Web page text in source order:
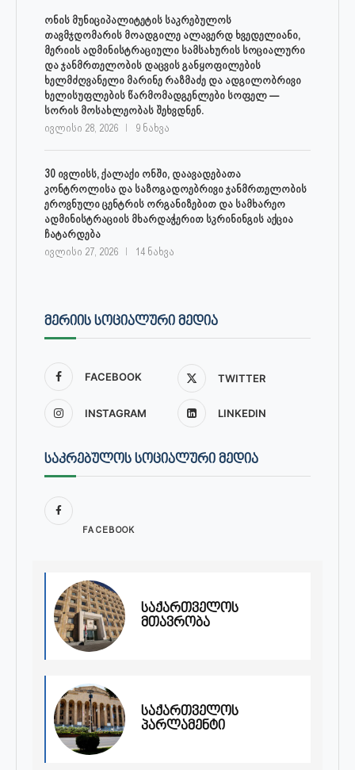
ონის მუნიციპალიტეტის საკრებულოს
თავმჯდომარის მოადგილე ალავერდ ხვედელიანი,
მერიის ადმინისტრაციული სამსახურის სოციალური
და ჯანმრთელობის დაცვის განყოფილების
ხელმძღვანელი მარინე რაზმაძე და ადგილობრივი
ხელისუფლების წარმომადგენლები სოფელ —
სორის მოსახლეობას შეხვდნენ.
ივლისი 28, 2026 9 ნახვა
30 ივლისს, ქალაქი ონში, დაავადებათა
კონტროლისა და საზოგადოებრივი ჯანმრთელობის
ეროვნული ცენტრის ორგანიზებით და სამხარეო
ადმინისტრაციის მხარდაჭერით სკრინინგის აქცია
ჩატარდება
ივლისი 27, 2026 14 ნახვა
ᲛᲔᲠᲘᲘᲡ ᲡᲝᲪᲘᲐᲚᲣᲠᲘ ᲛᲔᲓᲘᲐ
FACEBOOK TWITTER
INSTAGRAM LINKEDIN
ᲡᲐᲙᲠᲔᲑᲣᲚᲝᲡ ᲡᲝᲪᲘᲐᲚᲣᲠᲘ ᲛᲔᲓᲘᲐ
FACEBOOK
საქართველოს
მთავრობა
საქართველოს
პარლამენტი